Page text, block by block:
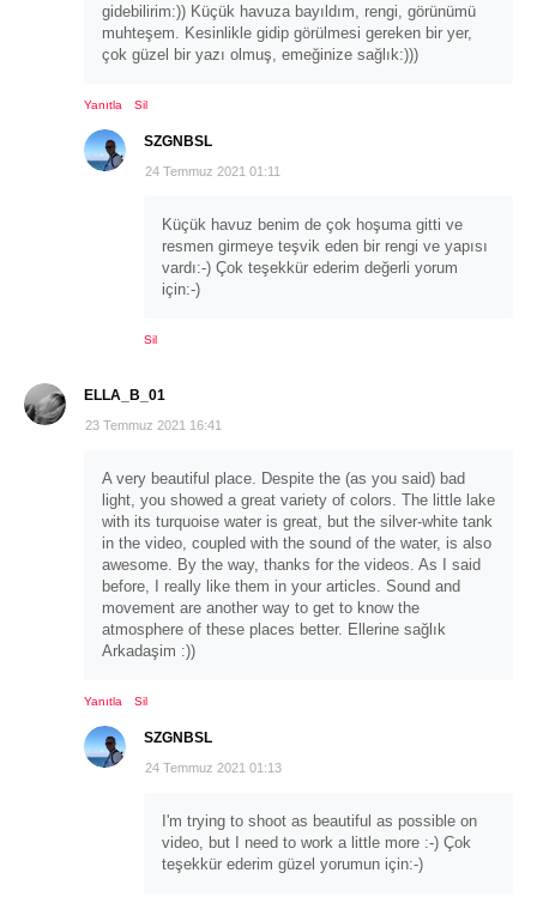
gidebilirim:)) Küçük havuza bayıldım, rengi, görünümü
muhteşem. Kesinlikle gidip görülmesi gereken bir yer,
çok güzel bir yazı olmuş, emeğinize sağlık:)))
Yanıtla Sil
SZGNBSL
24 Temmuz 2021 01:11
Küçük havuz benim de çok hoşuma gitti ve
resmen girmeye teşvik eden bir rengi ve yapısı
vardı:-) Çok teşekkür ederim değerli yorum
için:-)
Sil
ELLA_B_01
23 Temmuz 2021 16:41
A very beautiful place. Despite the (as you said) bad
light, you showed a great variety of colors. The little lake
with its turquoise water is great, but the silver-white tank
in the video, coupled with the sound of the water, is also
awesome. By the way, thanks for the videos. As I said
before, I really like them in your articles. Sound and
movement are another way to get to know the
atmosphere of these places better. Ellerine sağlık
Arkadaşim :))
Yanıtla Sil
SZGNBSL
24 Temmuz 2021 01:13
I'm trying to shoot as beautiful as possible on
video, but I need to work a little more :-) Çok
teşekkür ederim güzel yorumun için:-)